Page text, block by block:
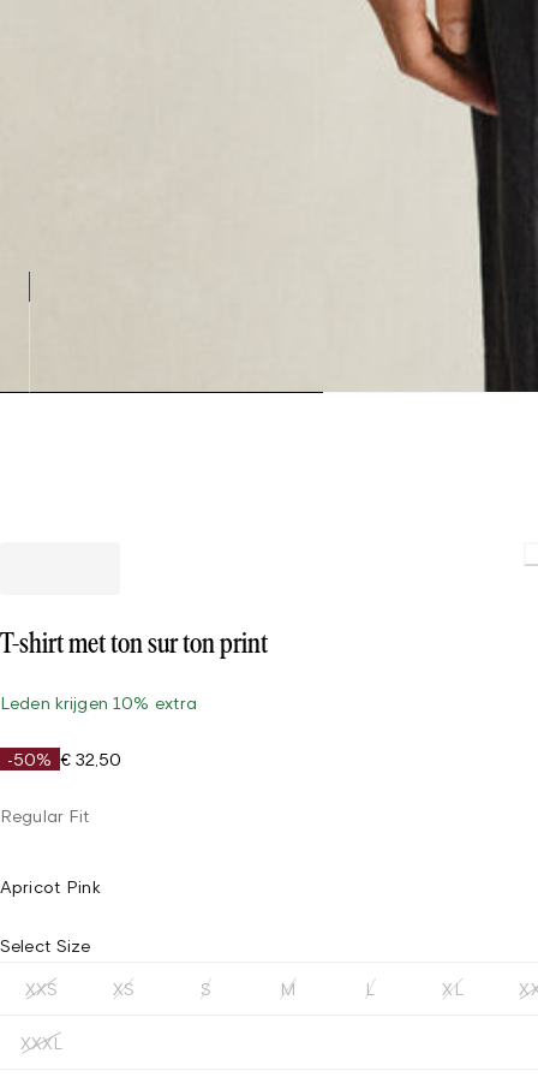
T-shirt met ton sur ton print
Leden krijgen 10% extra
-50% € 32,50
Regular Fit
Apricot Pink
Select Size
XXS XS S M L XL
XXXL